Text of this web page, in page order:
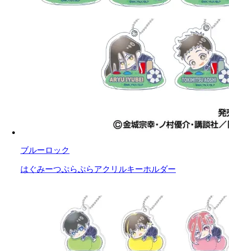
ブルーロック
はぐみーつぷらぷらアクリルキーホルダー